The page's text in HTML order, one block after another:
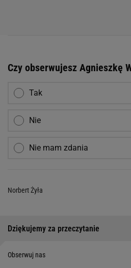
Czy obserwujesz Agnieszkę
Tak
Nie
Nie mam zdania
Norbert Żyła
Dziękujemy za przeczytanie
Obserwuj nas